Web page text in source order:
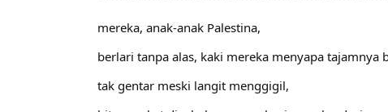
mereka, anak-anak Palestina,
berlari tanpa alas, kaki mereka menyapa tajamnya
tak gentar meski langit menggigil,